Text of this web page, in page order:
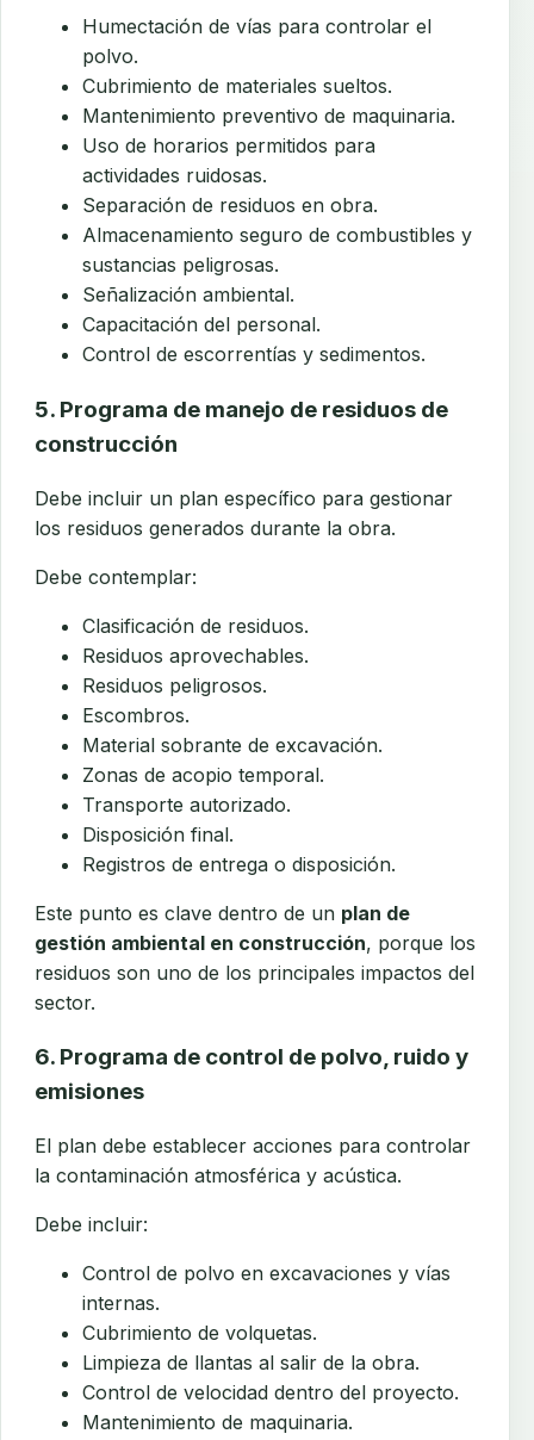
Humectación de vías para controlar el
polvo.
Cubrimiento de materiales sueltos.
Mantenimiento preventivo de maquinaria.
Uso de horarios permitidos para
actividades ruidosas.
Separación de residuos en obra.
Almacenamiento seguro de combustibles y
sustancias peligrosas.
Señalización ambiental.
Capacitación del personal.
Control de escorrentías y sedimentos.
5. Programa de manejo de residuos de
construcción
Debe incluir un plan específico para gestionar
los residuos generados durante la obra.
Debe contemplar:
Clasificación de residuos.
Residuos aprovechables.
Residuos peligrosos.
Escombros.
Material sobrante de excavación.
Zonas de acopio temporal.
Transporte autorizado.
Disposición final.
Registros de entrega o disposición.
Este punto es clave dentro de un plan de
gestión ambiental en construcción, porque los
residuos son uno de los principales impactos del
sector.
6. Programa de control de polvo, ruido y
emisiones
El plan debe establecer acciones para controlar
la contaminación atmosférica y acústica.
Debe incluir:
Control de polvo en excavaciones y vías
internas.
Cubrimiento de volquetas.
Limpieza de llantas al salir de la obra.
Control de velocidad dentro del proyecto.
Mantenimiento de maquinaria.